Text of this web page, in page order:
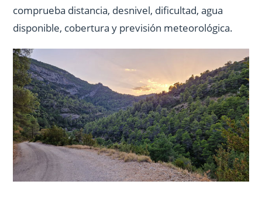
comprueba distancia, desnivel, dificultad, agua
disponible, cobertura y previsión meteorológica.